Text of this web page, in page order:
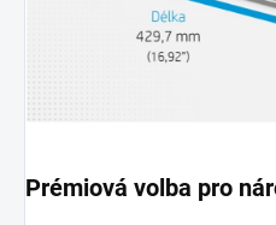
Prémiová volba pro